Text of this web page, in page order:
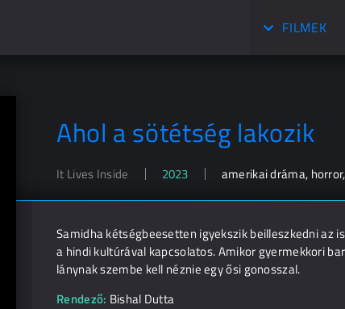
FILMEK
Ahol a sötétség lakozik
It Lives Inside 2023 amerikai dráma,
Samidha kétségbeesetten igyekszik beilleszkedni az
a hindi kultúrával kapcsolatos. Amikor gyermekkori
lánynak szembe kell néznie egy ősi gonosszal.
Rendező: Bishal Dutta